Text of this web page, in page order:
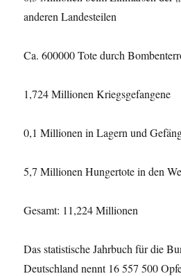
anderen Landesteilen
Ca. 600000 Tote durch
1,724 Millionen Kriegsgefangene
0,1 Millionen in Lagern und
5,7 Millionen Hungertote in den
Gesamt: 11,224 Millionen
Das statistische Jahrbuch für die
Deutschland nennt 16 557 500